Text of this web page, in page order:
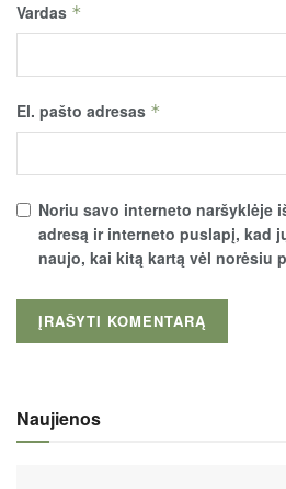
Vardas *
El. pašto adresas *
Noriu savo interneto naršyklėje
adresą ir interneto puslapį, kad
naujo, kai kitą kartą vėl norėsiu
Naujienos